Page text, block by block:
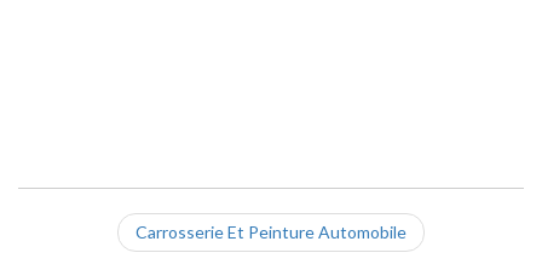
Carrosserie Et Peinture Automobile